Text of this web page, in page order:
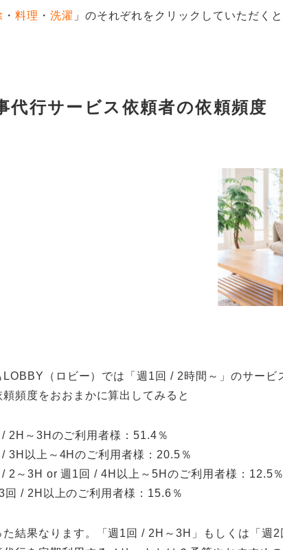
・ 料理 ・ 洗濯 」のそれぞれをクリックしていただく
代行サービス依頼者の依頼頻度
（ロビー）では「週1回/ 2時間～」のサービ
頼頻度をおおまかに算出してみると
/ 2H ～3Hのご利用者様：51.4％
/ 3H 以上～4Hのご利用者様：20.5％
/ 2 ～3H or 週1回/ 4H 以上～5Hのご利用者様：12.5％
回 / 2H 以上のご利用者様：15.6％
結果なります。「週1回/ 2H ～3H」もしくは「週2